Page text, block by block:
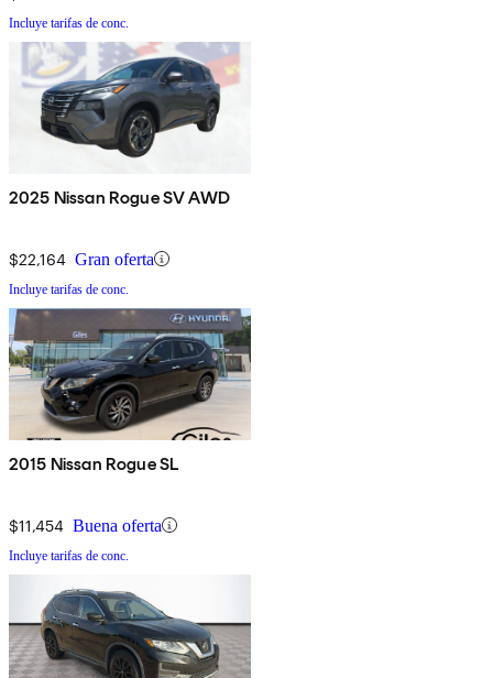
Incluye tarifas de conc.
2025 Nissan Rogue SV AWD
$22,164 Gran oferta
Incluye tarifas de conc.
2015 Nissan Rogue SL
$11,454 Buena oferta
Incluye tarifas de conc.